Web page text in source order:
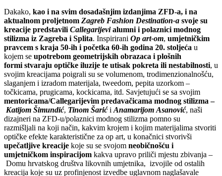
Dakako, kao i na svim dosadašnjim izdanjima ZFD-a, i na
aktualnom proljetnom Zagreb Fashion Destination-a svoje su
kreacije predstavili Callegarijevialumni i polaznici modnog
stilizma iz Zagreba i Splita. Inspirirani Op art-om, umjetničkim
pravcem s kraja 50-ih i početka 60-ih godina 20. stoljeća u
kojem se upotrebom geometrijskih obrazaca i plošnih
formi stvaraju optičke iluzije te utisak pokreta ili nestabilnosti, u
svojim kreacijama poigrali su se volumenom, trodimenzionalnošću,
slaganjem i izradom materijala, tweedom, pepita uzorkom –
točkicama, prugicama, kockicama, itd. Savjetujući se sa svojim
mentoricama/Callegarijevim predavačicama modnog stilizma –
Katijom Šimundić, Tinom Šarići Anamarijom Asanović, naši
dizajneri na ZFD-u/polaznici modnog stilizma pomno su
razmišljali na koji način, kakvim krojem i kojim materijalima stvoriti
optičke efekte karakteristične za op art, u konačnici stvorivši
upečatljive kreacije koje su se svojom neobičnošću i
umjetničkom inspiracijom kakva upravo priliči mjestu zbivanja –
Domu hrvatskog društva likovnih umjetnika​, izvojile od ostalih
kreacija koje su uz profinjenost izvedbe uglavnom naglašavale